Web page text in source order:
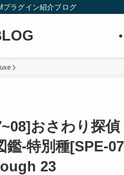
プラグイン紹介ブログ
おさわり探
鑑-特別種[SPE-
23